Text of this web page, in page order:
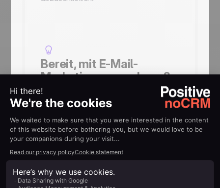
Bereit, mit E-Mail-
Marketing zu wachsen?
Nutzen Sie noCRM und Rapidmail
gemeinsam, um mehr Verkaufschancen
zu generieren und effizienter zu
verkaufen.noCRM-Kunden erhalten
20 % Rabatt auf das erste Jahr mit
Rapidmail!